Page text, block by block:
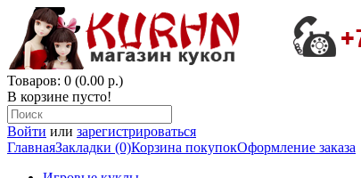
Товаров: 0 (0.00 р.)
В корзине пусто!
Войти или зарегистрироваться
ГлавнаяЗакладки (0)Корзина покупокОформление заказа